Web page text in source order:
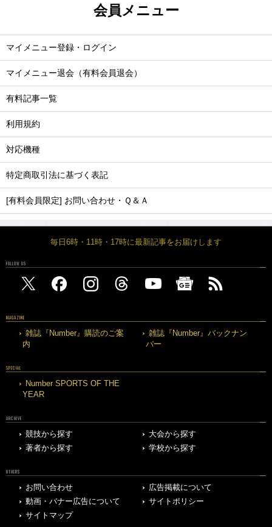
会員メニュー
マイメニュー登録・ログイン
マイメニュー退会（有料会員退会）
有料記事一覧
利用規約
対応機種
特定商取引法に基づく表記
[有料会員限定] お問い合わせ・Ｑ＆Ａ
毎日6時・11時・17時に最新記事をお届けします
FOLLOW US
MAGAZINE
雑誌『Number』購読のご案
内
雑誌『Number』バックナン
バー
SPECIAL
Number SPORTS OF THE
YEAR
ARCHIVE
競技から探す
大会から探す
著者から探す
学校から探す
OTHERS
お問い合わせ
広告掲載について
動画・バナー広告について
サイトポリシー
サイトマップ